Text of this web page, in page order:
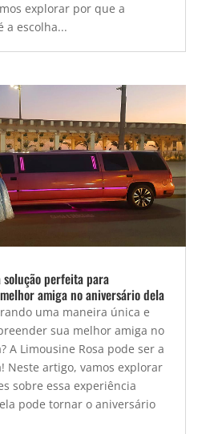
explorar por que a
a escolha...
solução perfeita para
amiga no aniversário dela
uma maneira única e
sua melhor amiga no
A Limousine Rosa pode ser a
Neste artigo, vamos explorar
sobre essa experiência
pode tornar o aniversário